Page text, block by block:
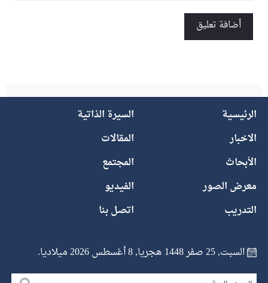
الرئيسية
السيرة الذاتية
الاخبار
المقالات
الأبحاث
المجتمع
معرض الصور
الفيديو
التدريب
اتصل بنا
السبت, 25 صفر 1448 هجريا, 8 أغسطس 2026 ميلاديا.